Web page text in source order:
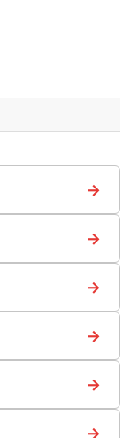
→
→
→
→
→
→